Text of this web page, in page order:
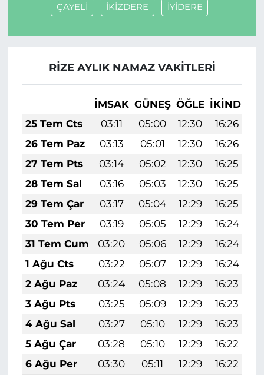
ÇAYELİ İKİZDERE İYİDERE
RİZE AYLIK NAMAZ VAKITLERI
İMSAK GÜNEŞ ÖĞLE İKINDI
25 Tem Cts
03:11 05:00 12:30 16:26
26 Tem Paz
03:13 05:01 12:30 16:26
27 Tem Pts
03:14 05:02 12:30 16:25
28 Tem Sal
03:16 05:03 12:30 16:25
29 Tem Çar
03:17 05:04 12:29 16:25
30 Tem Per
03:19 05:05 12:29 16:24
31 Tem Cum
03:20 05:06 12:29 16:24
1 Ağu Cts
03:22 05:07 12:29 16:24
2 Ağu Paz
03:24 05:08 12:29 16:23
3 Ağu Pts
03:25 05:09 12:29 16:23
4 Ağu Sal
03:27 05:10 12:29 16:23
5 Ağu Çar
03:28 05:10 12:29 16:22
6 Ağu Per
03:30 05:11 12:29 16:22